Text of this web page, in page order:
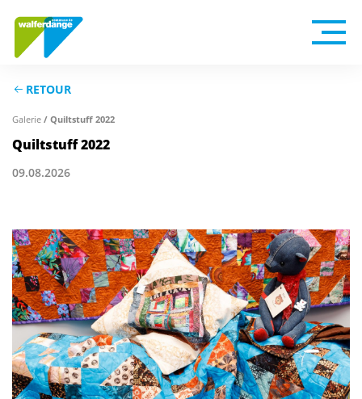
RETOUR
Galerie / Quiltstuff 2022
Quiltstuff 2022
09.08.2026